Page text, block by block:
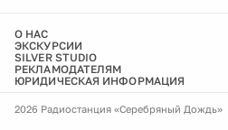
О НАС
ЭКСКУРСИИ
SILVER STUDIO
РЕКЛАМОДАТЕЛЯМ
ЮРИДИЧЕСКАЯ ИНФОРМАЦИЯ
2026 Радиостанция «Серебряный Дождь»